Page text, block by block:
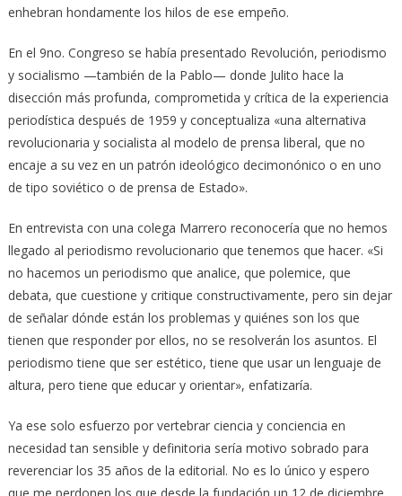
enhebran hondamente los hilos de ese empeño.
En el 9no. Congreso se había presentado Revolución, periodismo
y socialismo —también de la Pablo— donde Julito hace la
disección más profunda, comprometida y crítica de la experiencia
periodística después de 1959 y conceptualiza «una alternativa
revolucionaria y socialista al modelo de prensa liberal, que no
encaje a su vez en un patrón ideológico decimonónico o en uno
de tipo soviético o de prensa de Estado».
En entrevista con una colega Marrero reconocería que no hemos
llegado al periodismo revolucionario que tenemos que hacer. «Si
no hacemos un periodismo que analice, que polemice, que
debata, que cuestione y critique constructivamente, pero sin dejar
de señalar dónde están los problemas y quiénes son los que
tienen que responder por ellos, no se resolverán los asuntos. El
periodismo tiene que ser estético, tiene que usar un lenguaje de
altura, pero tiene que educar y orientar», enfatizaría.
Ya ese solo esfuerzo por vertebrar ciencia y conciencia en
necesidad tan sensible y definitoria sería motivo sobrado para
reverenciar los 35 años de la editorial. No es lo único y espero
que me perdonen los que desde la fundación un 12 de diciembre